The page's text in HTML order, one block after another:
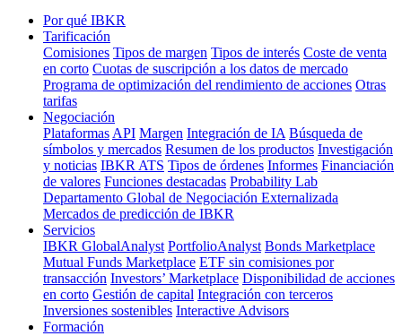
Por qué IBKR
Tarificación
Comisiones Tipos de margen Tipos de interés Coste de venta
en corto Cuotas de suscripción a los datos de mercado
Programa de optimización del rendimiento de acciones Otras
tarifas
Negociación
Plataformas API Margen Integración de IA Búsqueda de
símbolos y mercados Resumen de los productos Investigación
y noticias IBKR ATS Tipos de órdenes Informes Financiación
de valores Funciones destacadas Probability Lab
Departamento Global de Negociación Externalizada
Mercados de predicción de IBKR
Servicios
IBKR GlobalAnalyst PortfolioAnalyst Bonds Marketplace
Mutual Funds Marketplace ETF sin comisiones por
transacción Investors’ Marketplace Disponibilidad de acciones
en corto Gestión de capital Integración con terceros
Inversiones sostenibles Interactive Advisors
Formación